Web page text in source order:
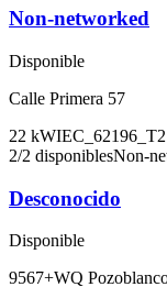
Non-networked
Disponible
Calle Primera 57
22 kWIEC_62196_T2
2/2 disponiblesNon-
Desconocido
Disponible
9567+WQ